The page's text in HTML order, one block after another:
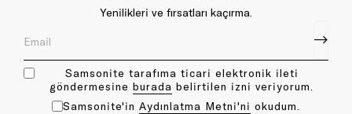
Yenilikleri ve fırsatları kaçırma.
Samsonite tarafıma ticari elektronik ileti
göndermesine bu rada belirtilen izni veriyorum.
Samsonite'in Aydınlatma Metni'ni okudum.